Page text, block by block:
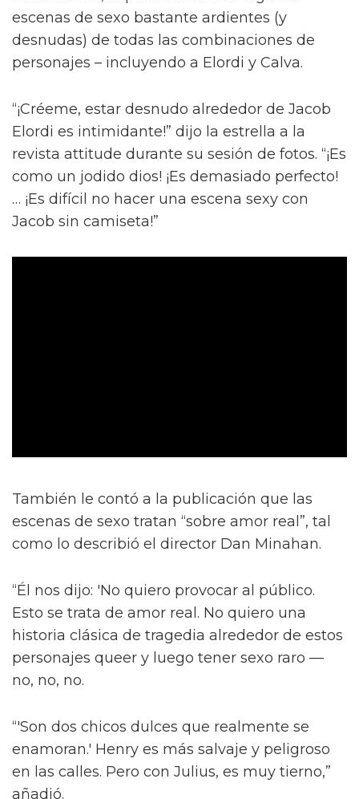
escenas de sexo bastante ardientes (y
desnudas) de todas las combinaciones de
personajes – incluyendo a Elordi y Calva.
“¡Créeme, estar desnudo alrededor de Jacob
Elordi es intimidante!” dijo la estrella a la
revista attitude durante su sesión de fotos. “¡Es
como un jodido dios! ¡Es demasiado perfecto!
… ¡Es difícil no hacer una escena sexy con
Jacob sin camiseta!”
También le contó a la publicación que las
escenas de sexo tratan “sobre amor real”, tal
como lo describió el director Dan Minahan.
“Él nos dijo: 'No quiero provocar al público.
Esto se trata de amor real. No quiero una
historia clásica de tragedia alrededor de estos
personajes queer y luego tener sexo raro —
no, no, no.
“'Son dos chicos dulces que realmente se
enamoran.' Henry es más salvaje y peligroso
en las calles. Pero con Julius, es muy tierno,”
añadió.